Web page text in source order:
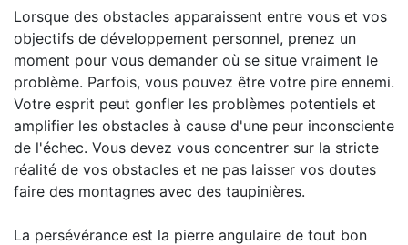
Lorsque des obstacles apparaissent entre vous et vos
objectifs de développement personnel, prenez un
moment pour vous demander où se situe vraiment le
problème. Parfois, vous pouvez être votre pire ennemi.
Votre esprit peut gonfler les problèmes potentiels et
amplifier les obstacles à cause d'une peur inconsciente
de l'échec. Vous devez vous concentrer sur la stricte
réalité de vos obstacles et ne pas laisser vos doutes
faire des montagnes avec des taupinières.
La persévérance est la pierre angulaire de tout bon